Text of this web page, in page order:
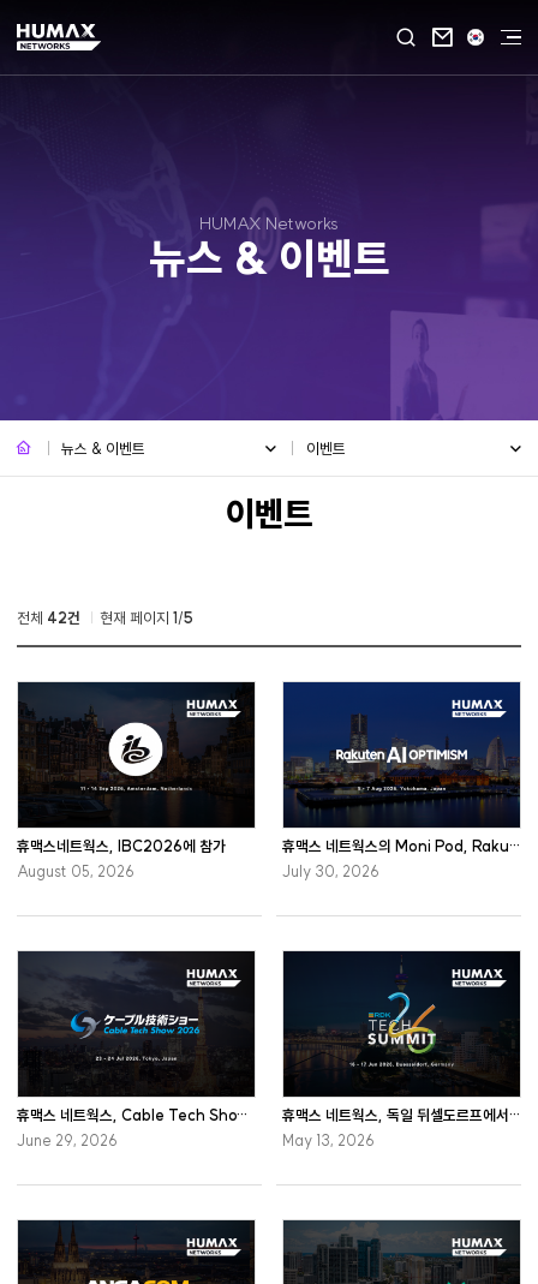

HUMAX Networks
뉴스 & 이벤트
뉴스 & 이벤트 이벤트
전체 42건 현재 페이지 1/5
휴맥스네트웍스, IBC2026에 참가
August 05, 2026
휴맥스 네트웍스의 Moni Pod, Rakuten AI Optimism 2026 참가
July 30, 2026
휴맥스 네트웍스, Cable Tech Show 2026 참가
June 29, 2026
휴맥스 네트웍스, 독일 뒤셀도르프에서 개최하는 RDK Tech Summit 2026에 참가
May 13, 2026